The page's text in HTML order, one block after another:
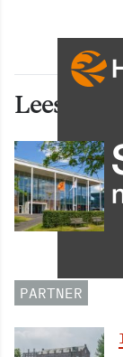
Lees ook
PARTNER